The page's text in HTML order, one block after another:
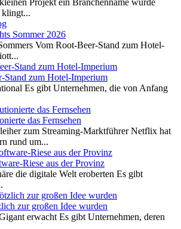
Projekt ein Branchenname wurde
Sommer 2026
Vom Root-Beer-Stand zum Hotel-
Stand zum Hotel-Imperium
Es gibt Unternehmen, die von Anfang
das Fernsehen
zum Streaming-Marktführer Netflix hat
rund um...
Riese aus der Provinz
die digitale Welt eroberten Es gibt
zur großen Idee wurden
erwacht Es gibt Unternehmen, deren